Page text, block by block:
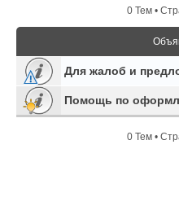
0 Тем •
Для жалоб и
Помощь по
0 Тем •